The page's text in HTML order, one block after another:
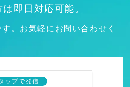
即日対応可能。
。お気軽にお問い合わせく
ップで発信